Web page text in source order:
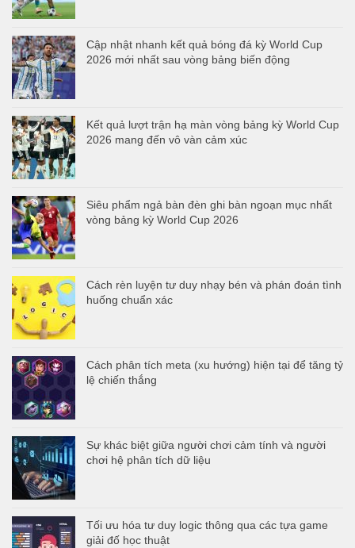
Cập nhật nhanh kết quả bóng đá kỳ World Cup
2026 mới nhất sau vòng bảng biến động
Kết quả lượt trận hạ màn vòng bảng kỳ World Cup
2026 mang đến vô vàn cảm xúc
Siêu phẩm ngả bàn đèn ghi bàn ngoạn mục nhất
vòng bảng kỳ World Cup 2026
Cách rèn luyện tư duy nhạy bén và phán đoán tình
huống chuẩn xác
Cách phân tích meta (xu hướng) hiện tại để tăng tỷ
lệ chiến thắng
Sự khác biệt giữa người chơi cảm tính và người
chơi hệ phân tích dữ liệu
Tối ưu hóa tư duy logic thông qua các tựa game
giải đố học thuật